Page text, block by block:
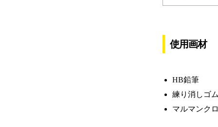
使用画材
HB鉛筆
練り消しゴム
マルマンク